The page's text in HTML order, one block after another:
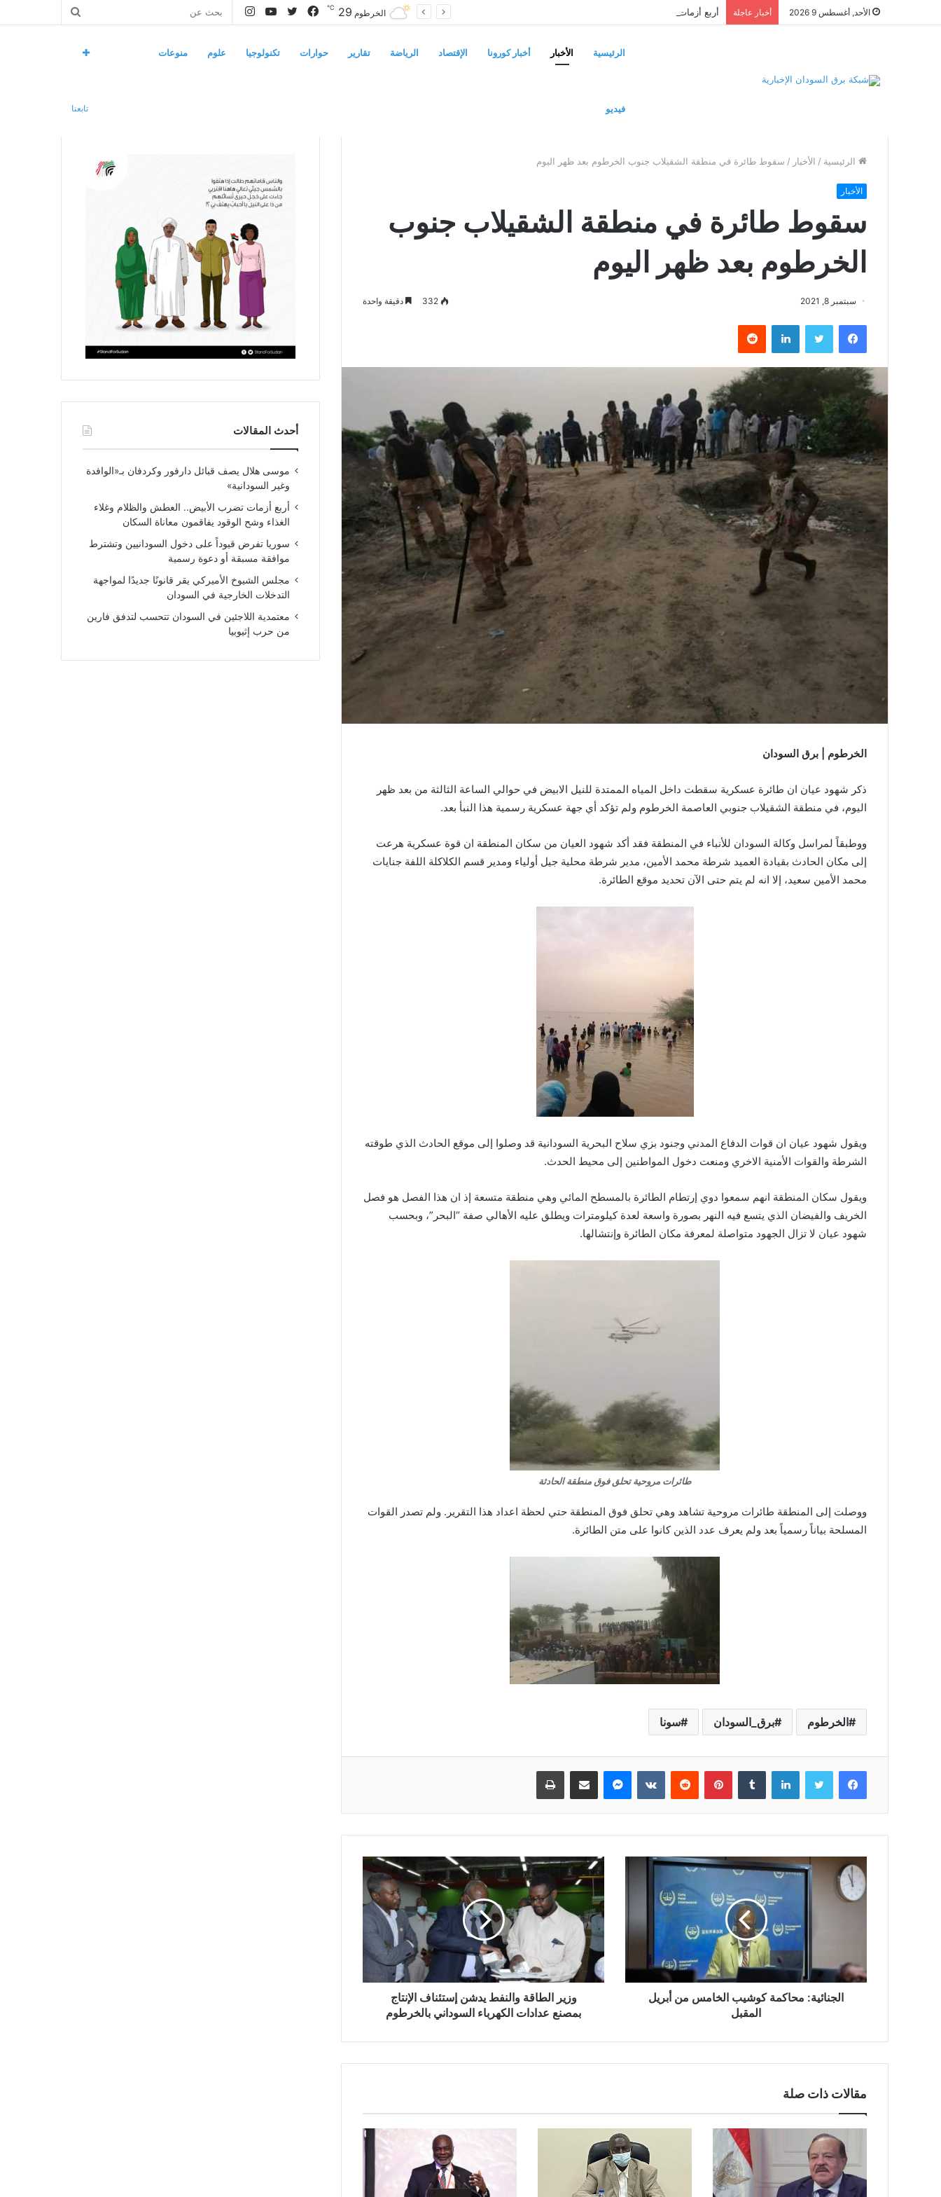
الأحد, أغسطس 9 2026 أخبار عاجلة
بحث
انستقراميوتيوبتويتر
فيسبوك الخرطوم 29
℃
الرئيسية الأخبار أخبار كورونا الإقتصاد الرياضة تقارير حوارات تكنولوجيا علوم منوعات
فيديو تابعنا
الرئيسية / الأخبار / سقوط طائرة في منطقة الشقيلاب جنوب الخرطوم بعد ظهر اليوم
الأخبار
سقوط طائرة في منطقة الشقيلاب جنوب
الخرطوم بعد ظهر اليوم
سبتمبر 8, 2021 332 دقيقة واحدة
فيسبوك تويتر لينكدإن
الخرطوم | برق السودان
ذكر شهود عيان ان طائرة عسكرية سقطت داخل المياه الممتدة للنيل الابيض في حوالي الساعة الثالثة من بعد ظهر
اليوم، في منطقة الشقيلاب جنوبي العاصمة الخرطوم ولم تؤكد أي جهة عسكرية رسمية هذا النبأ بعد.
ووطبقاً لمراسل وكالة السودان للأنباء في المنطقة فقد أكد شهود العيان من سكان المنطقة ان قوة عسكرية هرعت
إلى مكان الحادث بقيادة العميد شرطة محمد الأمين، مدير شرطة محلية جيل أولياء ومدير قسم الكلاكلة اللفة جنايات
محمد الأمين سعيد، إلا انه لم يتم حتى الآن تحديد موقع الطائرة.
ويقول شهود عيان ان قوات الدفاع المدني وجنود بزي سلاح البحرية السودانية قد وصلوا إلى موقع الحادث الذي طوقته
الشرطة والقوات الأمنية الاخري ومنعت دخول المواطنين إلى محيط الحدث.
ويقول سكان المنطقة انهم سمعوا دوي إرتطام الطائرة بالمسطح المائي وهي منطقة متسعة إذ ان هذا الفصل هو فصل
الخريف والفيضان الذي يتسع فيه النهر بصورة واسعة لعدة كيلومترات ويطلق عليه الأهالي صفة “البحر”، وبحسب
شهود عيان لا تزال الجهود متواصلة لمعرفة مكان الطائرة وإنتشالها.
طائرات مروحية تحلق فوق منطقة الحادثة
ووصلت إلى المنطقة طائرات مروحية تشاهد وهي تحلق فوق المنطقة حتي لحظة اعداد هذا التقرير. ولم تصدر القوات
المسلحة بياناً رسمياً بعد ولم يعرف عدد الذين كانوا على متن الطائرة.
الخرطوم برق_السودان سونا
فيسبوك تويتر لينكدإن بينتيريست ماسنجر مشاركة عبر البريد طباعة
الجنائية: محاكمة كوشيب الخامس من أبريل
المقبل
وزير الطاقة والنفط يدشن إستئناف الإنتاج
بمصنع عدادات الكهرباء السوداني بالخرطوم
مقالات ذات صلة
أحدث المقالات
موسى هلال يصف قبائل دارفور وكردفان بـ«الوافدة
وغير السودانية»
أربع أزمات تضرب الأبيض.. العطش والظلام وغلاء
الغذاء وشح الوقود يفاقمون معاناة السكان
سوريا تفرض قيوداً على دخول السودانيين وتشترط
موافقة مسبقة أو دعوة رسمية
مجلس الشيوخ الأميركي يقر قانونًا جديدًا لمواجهة
التدخلات الخارجية في السودان
معتمدية اللاجئين في السودان تتحسب لتدفق فارين
من حرب إثيوبيا